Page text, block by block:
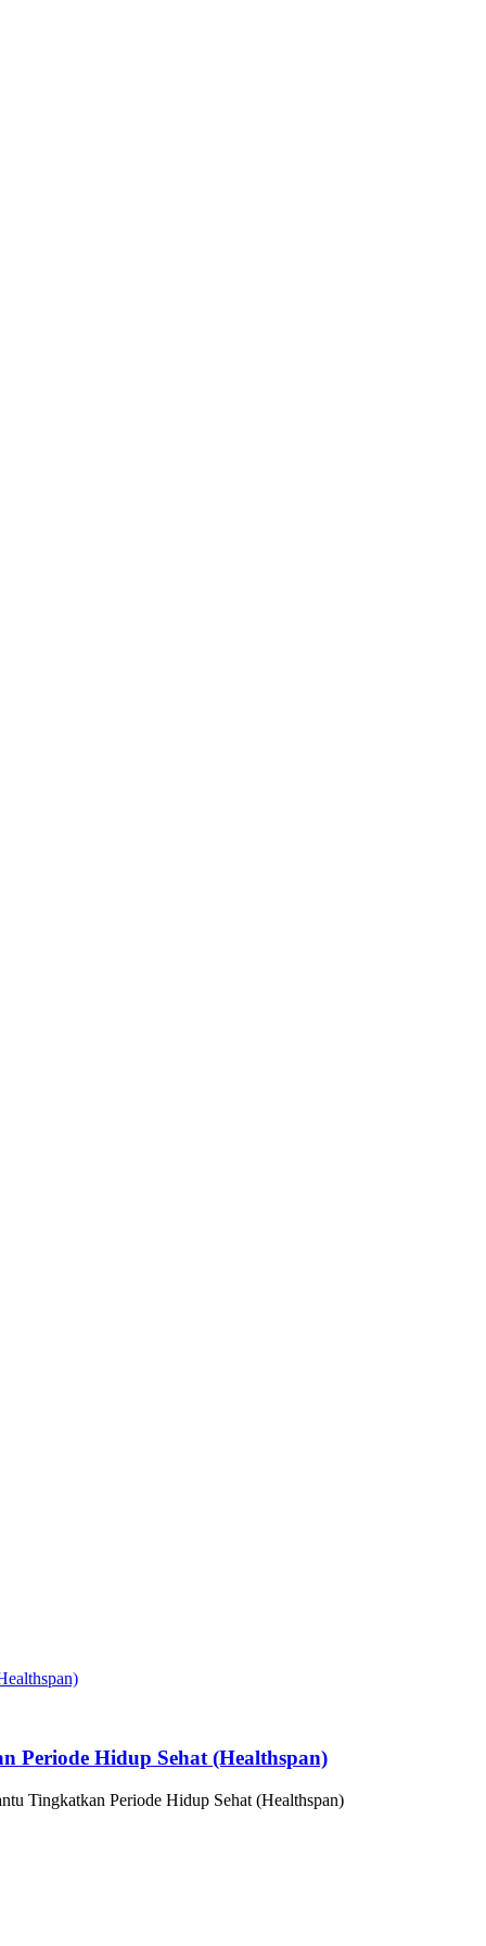
Hidup Sehat (Healthspan)
Tingkatkan Periode Hidup Sehat (Healthspan)